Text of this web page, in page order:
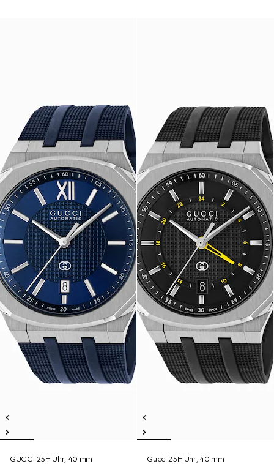
GUCCI 25H Uhr, 40 mm
Gucci 25H Uhr, 40 mm